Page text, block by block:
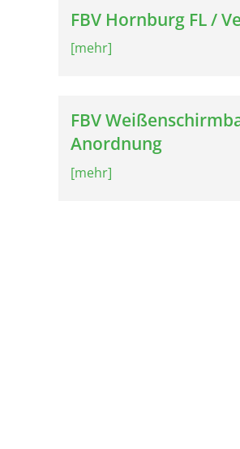
FBV Hornburg FL /
[mehr]
FBV
Anordnung
[mehr]